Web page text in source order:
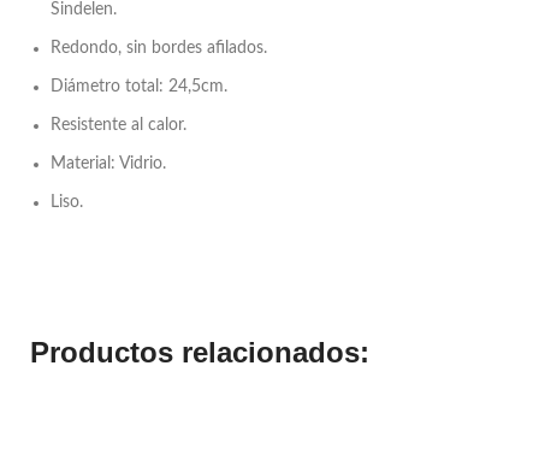
Sindelen.
Redondo, sin bordes afilados.
Diámetro total: 24,5cm.
Resistente al calor.
Material: Vidrio.
Liso.
Productos relacionados: